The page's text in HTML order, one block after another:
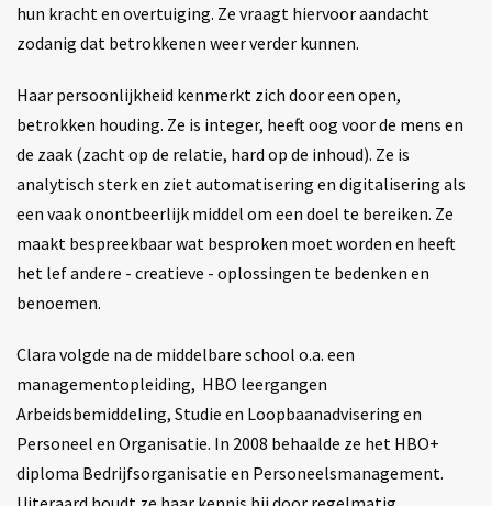
hun kracht en overtuiging. Ze vraagt hiervoor aandacht
zodanig dat betrokkenen weer verder kunnen.
Haar persoonlijkheid kenmerkt zich door een open,
betrokken houding. Ze is integer, heeft oog voor de mens en
de zaak (zacht op de relatie, hard op de inhoud). Ze is
analytisch sterk en ziet automatisering en digitalisering als
een vaak onontbeerlijk middel om een doel te bereiken. Ze
maakt bespreekbaar wat besproken moet worden en heeft
het lef andere - creatieve - oplossingen te bedenken en
benoemen.
Clara volgde na de middelbare school o.a. een
managementopleiding, HBO leergangen
Arbeidsbemiddeling, Studie en Loopbaanadvisering en
Personeel en Organisatie. In 2008 behaalde ze het HBO+
diploma Bedrijfsorganisatie en Personeelsmanagement.